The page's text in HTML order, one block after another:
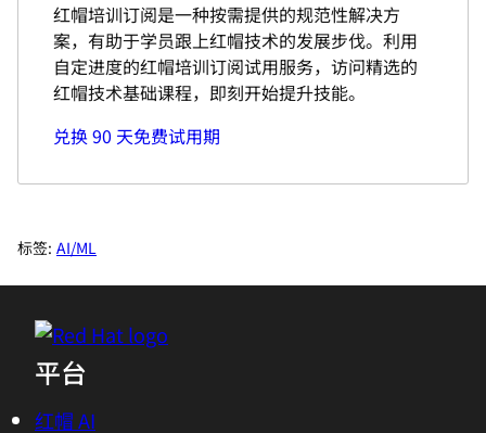
红帽培训订阅是一种按需提供的规范性解决方
案，有助于学员跟上红帽技术的发展步伐。利用
自定进度的红帽培训订阅试用服务，访问精选的
红帽技术基础课程，即刻开始提升技能。
兑换 90 天免费试用期
标签: AI/ML
平台
红帽 AI